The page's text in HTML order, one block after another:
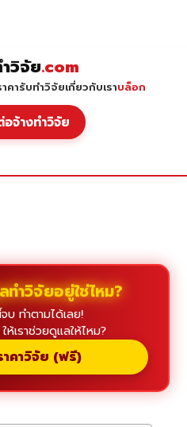
วิจัย.com
าคารับทำวิจัยเกี่ยวกับเราบล็อก
จ้างทำวิจัย
ทำวิจัยอยู่ใช่ไหม?
บ ทำตามได้เลย!
ห้เราช่วยดูแลให้ไหม?
าคาวิจัย (ฟรี)